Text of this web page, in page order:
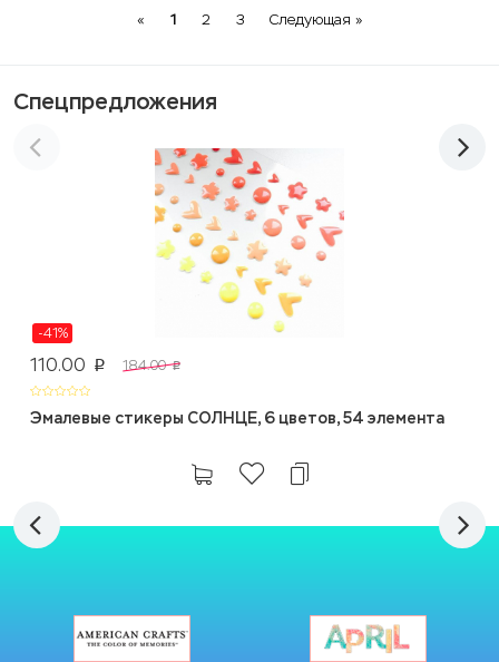
«Previous
1 2 3 Следующая »Next
Спецпредложения
-41%
110.00 p 184.00 p
Эмалевые стикеры СОЛНЦЕ, 6 цветов, 54 элемента